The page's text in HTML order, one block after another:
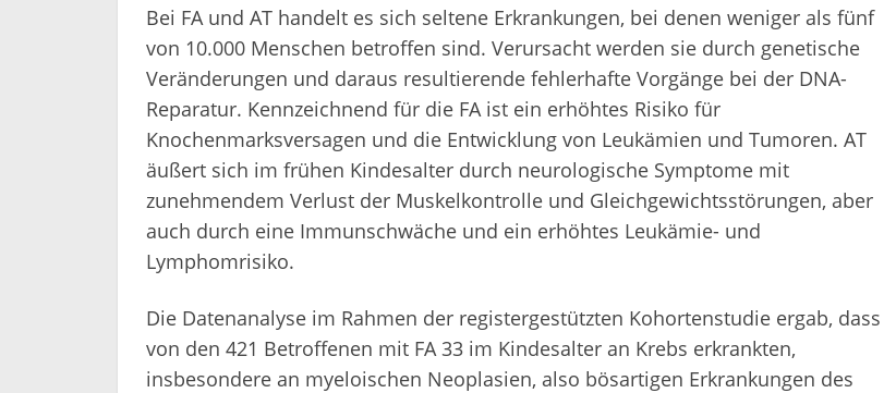
Bei FA und AT handelt es sich seltene Erkrankungen, bei denen weniger als fünf
von 10.000 Menschen betroffen sind. Verursacht werden sie durch genetische
Veränderungen und daraus resultierende fehlerhafte Vorgänge bei der DNA-
Reparatur. Kennzeichnend für die FA ist ein erhöhtes Risiko für
Knochenmarksversagen und die Entwicklung von Leukämien und Tumoren. AT
äußert sich im frühen Kindesalter durch neurologische Symptome mit
zunehmendem Verlust der Muskelkontrolle und Gleichgewichtsstörungen, aber
auch durch eine Immunschwäche und ein erhöhtes Leukämie- und
Lymphomrisiko.
Die Datenanalyse im Rahmen der registergestützten Kohortenstudie ergab, dass
von den 421 Betroffenen mit FA 33 im Kindesalter an Krebs erkrankten,
insbesondere an myeloischen Neoplasien, also bösartigen Erkrankungen des